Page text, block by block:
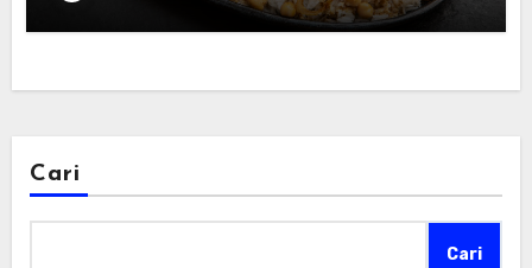
Cari
Cari